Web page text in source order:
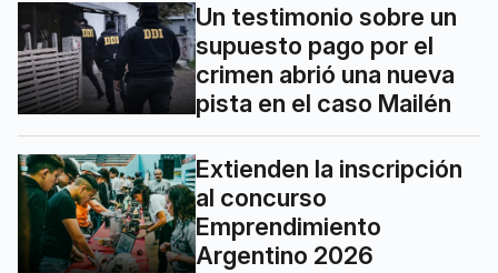
Un testimonio sobre un
supuesto pago por el
crimen abrió una nueva
pista en el caso Mailén
Extienden la inscripción
al concurso
Emprendimiento
Argentino 2026